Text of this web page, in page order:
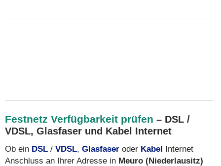
Festnetz Verfügbarkeit prüfen – DSL /
VDSL, Glasfaser und Kabel Internet
Ob ein DSL / VDSL, Glasfaser oder Kabel Internet
Anschluss an Ihrer Adresse in Meuro (Niederlausitz)